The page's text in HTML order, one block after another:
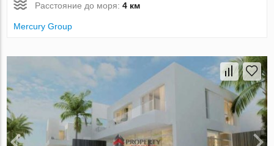
Расстояние до моря:4 км
Mercury Group